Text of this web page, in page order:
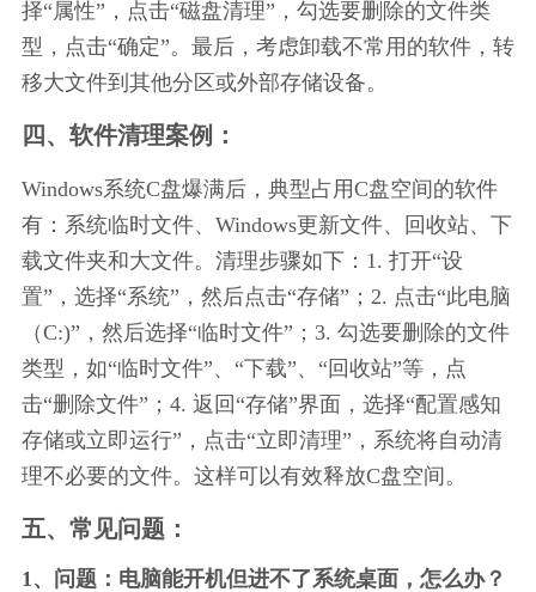
择“属性”，点击“磁盘清理”，勾选要删除的文件类
型，点击“确定”。最后，考虑卸载不常用的软件，转
移大文件到其他分区或外部存储设备。
四、软件清理案例：
Windows系统C盘爆满后，典型占用C盘空间的软件
有：系统临时文件、Windows更新文件、回收站、下
载文件夹和大文件。清理步骤如下：1. 打开“设
置”，选择“系统”，然后点击“存储”；2. 点击“此电脑
（C:)”，然后选择“临时文件”；3. 勾选要删除的文件
类型，如“临时文件”、“下载”、“回收站”等，点
击“删除文件”；4. 返回“存储”界面，选择“配置感知
存储或立即运行”，点击“立即清理”，系统将自动清
理不必要的文件。这样可以有效释放C盘空间。
五、常见问题：
1、问题：电脑能开机但进不了系统桌面，怎么办？